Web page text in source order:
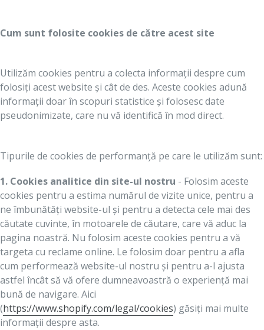
Cum sunt folosite cookies de către acest site
Utilizăm cookies pentru a colecta informații despre cum
folosiți acest website și cât de des. Aceste cookies adună
informații doar în scopuri statistice și folosesc date
pseudonimizate, care nu vă identifică în mod direct.
Tipurile de cookies de performanță pe care le utilizăm sunt:
1. Cookies analitice din site-ul nostru - Folosim aceste
cookies pentru a estima numărul de vizite unice, pentru a
ne îmbunătăți website-ul și pentru a detecta cele mai des
căutate cuvinte, în motoarele de căutare, care vă aduc la
pagina noastră. Nu folosim aceste cookies pentru a vă
targeta cu reclame online. Le folosim doar pentru a afla
cum performează website-ul nostru și pentru a-l ajusta
astfel încât să vă ofere dumneavoastră o experiență mai
bună de navigare. Aici
(https://www.shopify.com/legal/cookies) găsiți mai multe
informații despre asta.